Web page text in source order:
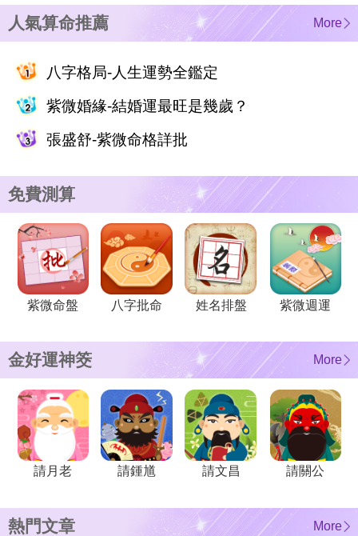
人氣算命推薦 More
八字格局-人生運勢全鑑定
紫微婚緣-結婚運最旺是幾歲？
張盛舒-紫微命格詳批
免費測算
紫微命盤 八字批命 姓名排盤 紫微週運
金好運神筊 More
請月老 請鍾馗 請文昌 請關公
熱門文章 More